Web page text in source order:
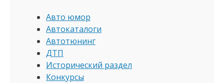
Авто юмор
Автокаталоги
Автотюнинг
ДТП
Исторический раздел
Конкурсы